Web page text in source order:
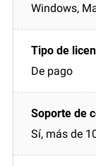
Windows,
De pago
Sí, más de